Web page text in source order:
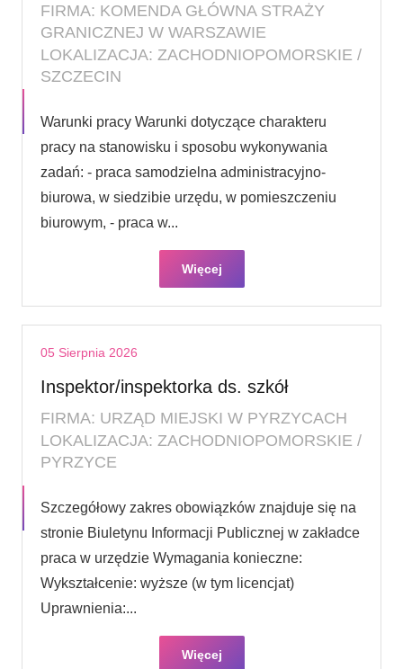
FIRMA: KOMENDA GŁÓWNA STRAŻY
GRANICZNEJ W WARSZAWIE
LOKALIZACJA: ZACHODNIOPOMORSKIE /
SZCZECIN
Warunki pracy Warunki dotyczące charakteru
pracy na stanowisku i sposobu wykonywania
zadań: - praca samodzielna administracyjno-
biurowa, w siedzibie urzędu, w pomieszczeniu
biurowym, - praca w...
Więcej
05 Sierpnia 2026
Inspektor/inspektorka ds. szkół
FIRMA: URZĄD MIEJSKI W PYRZYCACH
LOKALIZACJA: ZACHODNIOPOMORSKIE /
PYRZYCE
Szczegółowy zakres obowiązków znajduje się na
stronie Biuletynu Informacji Publicznej w zakładce
praca w urzędzie Wymagania konieczne:
Wykształcenie: wyższe (w tym licencjat)
Uprawnienia:...
Więcej